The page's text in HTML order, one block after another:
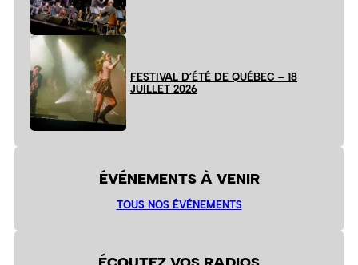
FESTIVAL D’ÉTÉ DE QUÉBEC – 18
JUILLET 2026
ÉVÉNEMENTS À VENIR
TOUS NOS ÉVÉNEMENTS